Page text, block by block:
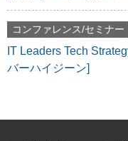
コンファレンス/セミナー
IT Leaders Tech
バーハイジーン]